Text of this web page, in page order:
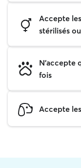
Accepte
stérilisés
N'accepte
fois
Accepte